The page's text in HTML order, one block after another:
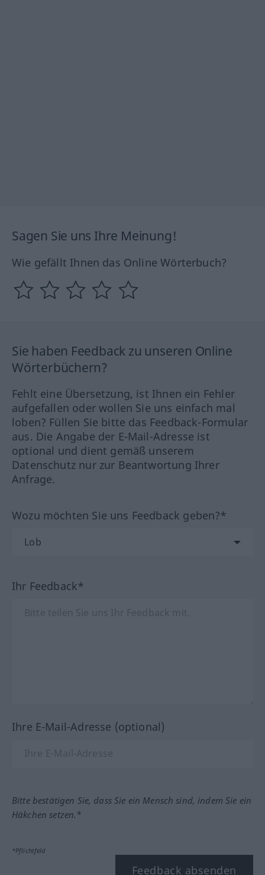
Sagen Sie uns Ihre Meinung!
Wie gefällt Ihnen das Online Wörterbuch?
Sie haben Feedback zu unseren Online
Wörterbüchern?
Fehlt eine Übersetzung, ist Ihnen ein Fehler
aufgefallen oder wollen Sie uns einfach mal
loben? Füllen Sie bitte das Feedback-Formular
aus. Die Angabe der E-Mail-Adresse ist
optional und dient gemäß unserem
Datenschutz nur zur Beantwortung Ihrer
Anfrage.
Wozu möchten Sie uns Feedback geben?*
Ihr Feedback*
Ihre E-Mail-Adresse (optional)
Bitte bestätigen Sie, dass Sie ein Mensch sind, indem Sie ein
Häkchen setzen.*
*Pflichtfeld
Feedback absenden